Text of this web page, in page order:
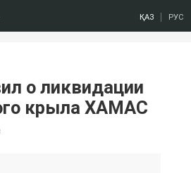
ҚАЗ РУС
о ликвидации
крыла ХАМАС